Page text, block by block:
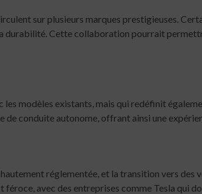
sur plusieurs marques prestigieuses.
durabilité. Cette collaboration pourrait
modèles existants, mais qui redéfinit
conduite autonome, offrant ainsi une
réglementée, et la transition vers des
avec des entreprises comme Tesla qui